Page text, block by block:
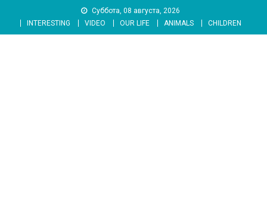
content
Суббота, 08 августа, 2026
INTERESTING
VIDEO OUR LIFE ANIMALS CHILDREN